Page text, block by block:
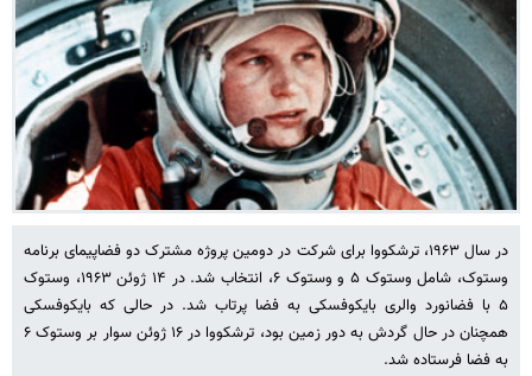
در سال ۱۹۶۳، ترشکووا برای شرکت در دومین پروژه مشترک دو فضاپیمای برنامه
وستوک، شامل وستوک ۵ و وستوک ۶، انتخاب شد. در ۱۴ ژوئن ۱۹۶۳، وستوک
۵ با فضانورد والری بایکوفسکی به فضا پرتاب شد. در حالی که بایکوفسکی
همچنان در حال گردش به دور زمین بود، ترشکووا در ۱۶ ژوئن سوار بر وستوک ۶
به فضا فرستاده شد.